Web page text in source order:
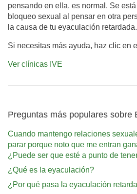
pensando en ella, es normal. Se
bloqueo sexual al pensar en otra
la causa de tu eyaculación retardada.
Si necesitas más ayuda, haz clic en
Ver clínicas IVE
Preguntas más populares sobre
Cuando mantengo relaciones
parar porque noto que me entran
¿Puede ser que esté a punto de
¿Qué es la eyaculación?
¿Por qué pasa la eyaculación